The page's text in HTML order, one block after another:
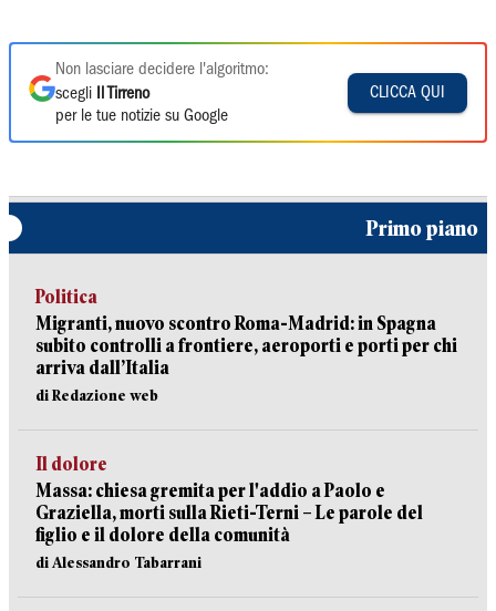
Non lasciare decidere l'algoritmo:
scegli
Il Tirreno
per le tue notizie su Google
CLICCA QUI
Primo piano
Politica
Migranti, nuovo scontro Roma-Madrid: in Spagna
subito controlli a frontiere, aeroporti e porti per chi
arriva dall’Italia
di Redazione web
Il dolore
Massa: chiesa gremita per l'addio a Paolo e
Graziella, morti sulla Rieti-Terni – Le parole del
figlio e il dolore della comunità
di Alessandro Tabarrani